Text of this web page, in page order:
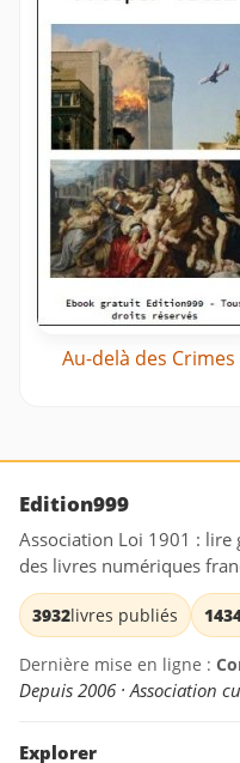
Au-delà des Crimes
Edition999
Association Loi 1901 :
des livres numériques
3932livres publiés
Dernière mise en ligne :
Depuis 2006 · Association
Explorer